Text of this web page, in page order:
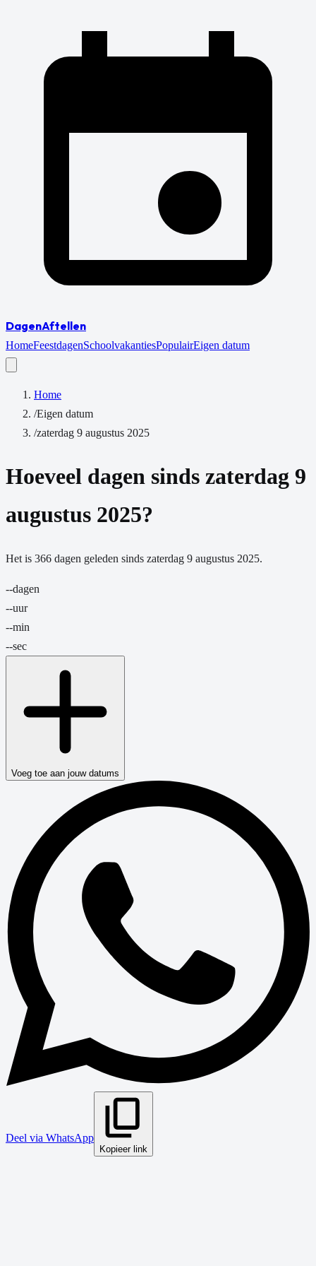
DagenAftellen
HomeFeestdagenSchoolvakantiesPopulairEigen datum
Home
/Eigen datum
/zaterdag 9 augustus 2025
Hoeveel dagen sinds zaterdag 9
augustus 2025?
Het is 366 dagen geleden sinds zaterdag 9 augustus 2025.
--dagen
--uur
--min
--sec
Voeg toe aan jouw datums
Deel via WhatsApp
Kopieer link